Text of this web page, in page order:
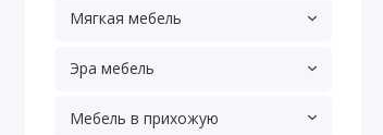
Мягкая мебель
Эра мебель
Мебель в прихожую